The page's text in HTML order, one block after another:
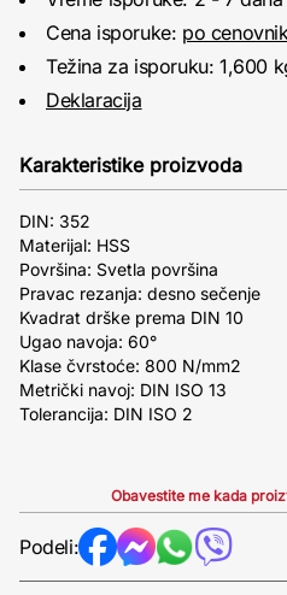
Cena isporuke: po
Težina za isporuku: 1,600
Deklaracija
Karakteristike proizvoda
DIN: 352
Materijal: HSS
Površina: Svetla površina
Pravac rezanja: desno sečenje
Kvadrat drške prema DIN 10
Ugao navoja: 60°
Klase čvrstoće: 800 N/mm2
Metrički navoj: DIN ISO 13
Tolerancija: DIN ISO 2
Obavestite me kada
Podeli: